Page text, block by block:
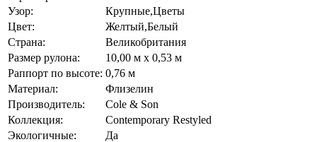
Узор:
Крупные,Цветы
Цвет:
Желтый,Белый
Страна:
Великобритания
Размер рулона:
10,00 м x 0,53 м
Раппорт по высоте: 0,76 м
Материал:
Флизелин
Производитель:
Cole & Son
Коллекция:
Contemporary Restyled
Экологичные:
Да